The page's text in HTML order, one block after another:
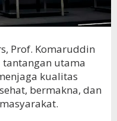
Prof. Komaruddin
tantangan utama
kualitas
bermakna, dan